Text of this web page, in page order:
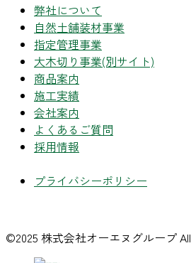
弊社について
自然土舗装材事業
指定管理事業
大木切り事業(別サイト)
商品案内
施工実績
会社案内
よくあるご質問
採用情報
プライバシーポリシー
©2025 株式会社オーエヌグループ